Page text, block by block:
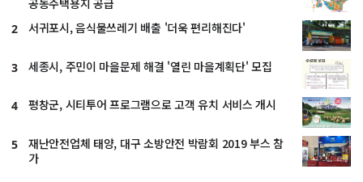
공동주택용지 공급
2 서귀포시, 음식물쓰레기 배출 '더욱 편리해진다'
3 세종시, 주민이 마을문제 해결 '열린 마을계획단' 모집
4 평창군, 시티투어 프로그램으로 고객 유치 서비스 개시
5
재난안전업체 태양, 대구 소방안전 박람회 2019 부스 참
가